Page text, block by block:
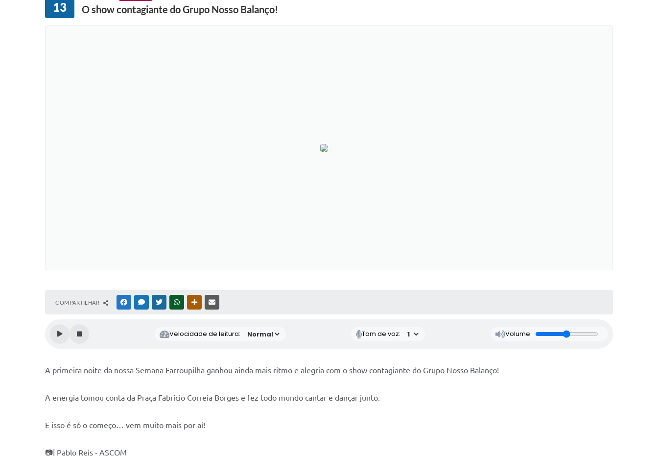
13 O show contagiante do Grupo Nosso Balanço!
COMPARTILHAR FACEBOOKMESSENGER
TWITTERWHATSAPPOUTRAS MÍDIAS
Velocidade de leitura: Tom de voz: Volume
A primeira noite da nossa Semana Farroupilha ganhou ainda mais ritmo e alegria com o show contagiante do Grupo Nosso Balanço!
A energia tomou conta da Praça Fabrício Correia Borges e fez todo mundo cantar e dançar junto.
E isso é só o começo… vem muito mais por aí!
📷| Pablo Reis - ASCOM